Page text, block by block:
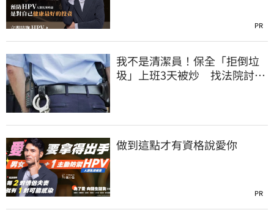
PR
我不是清潔員！保全「拒倒垃
圾」上班3天被炒 找法院討公
做到這點才有資格說愛你
PR